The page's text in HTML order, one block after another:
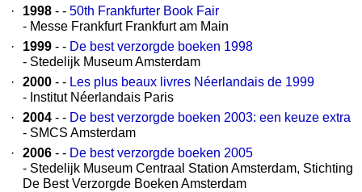
·
1998 - - 50th Frankfurter Book Fair
- Messe Frankfurt Frankfurt am Main
·
1999 - - De best verzorgde boeken 1998
- Stedelijk Museum Amsterdam
·
2000 - - Les plus beaux livres Néerlandais de 1999
- Institut Néerlandais Paris
·
2004 - - De best verzorgde boeken 2003: een keuze extra
- SMCS Amsterdam
·
2006 - - De best verzorgde boeken 2005
- Stedelijk Museum Centraal Station Amsterdam, Stichting
De Best Verzorgde Boeken Amsterdam